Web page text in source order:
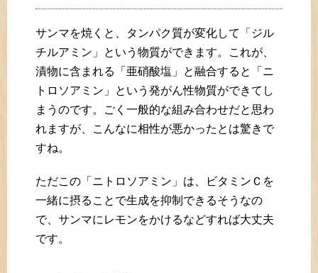
サンマを焼くと、タンパク質が変化して「ジル
チルアミン」という物質ができます。これが、
漬物に含まれる「亜硝酸塩」と融合すると「ニ
トロソアミン」という発がん性物質ができてし
まうのです。ごく一般的な組み合わせだと思わ
れますが、こんなに相性が悪かったとは驚きで
すね。
ただこの「ニトロソアミン」は、ビタミンＣを
一緒に摂ることで生成を抑制できるそうなの
で、サンマにレモンをかけるなどすれば大丈夫
です。